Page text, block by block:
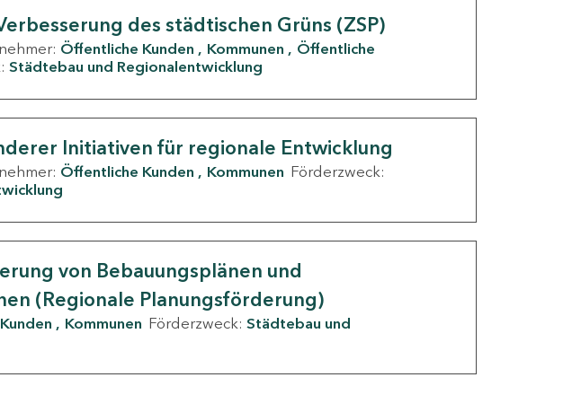
des städtischen Grüns (ZSP)
Öffentliche Kunden Kommunen
Öffentliche
Städtebau und Regionalentwicklung
Initiativen für regionale Entwicklung
Öffentliche Kunden Kommunen Förderzweck:
von Bebauungsplänen und
(Regionale Planungsförderung)
Kommunen Förderzweck: Städtebau und